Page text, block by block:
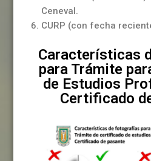
Ceneval.
CURP (con fecha
Características
para Trámite
de Estudios
Certificado